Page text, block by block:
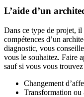
L’aide d’un
Dans ce type de projet, il
compétences d’un
diagnostic, vous
vous le souhaitez. Faire
sauf si vous vous trouvez
Changement
Transformation ou